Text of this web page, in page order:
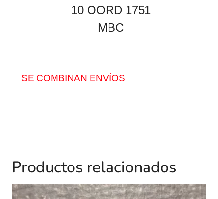
10 OORD 1751
MBC
SE COMBINAN ENVÍOS
Productos relacionados